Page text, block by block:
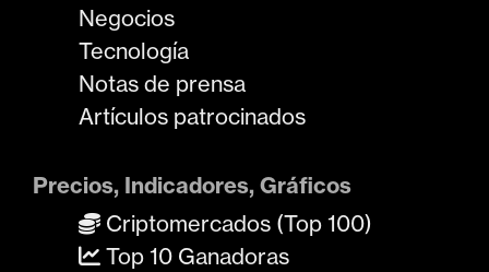
Negocios
Tecnología
Notas de prensa
Artículos patrocinados
Precios, Indicadores, Gráficos
Criptomercados (Top 100)
Top 10 Ganadoras